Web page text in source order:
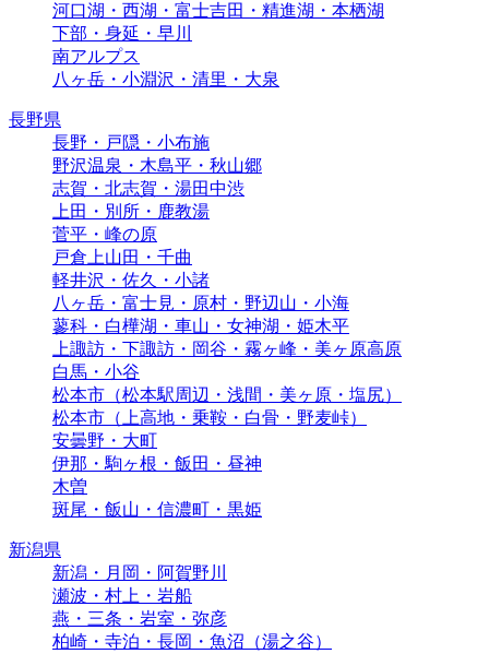
河口湖・西湖・富士吉田・精進湖・本栖湖
下部・身延・早川
南アルプス
八ヶ岳・小淵沢・清里・大泉
長野県
長野・戸隠・小布施
野沢温泉・木島平・秋山郷
志賀・北志賀・湯田中渋
上田・別所・鹿教湯
菅平・峰の原
戸倉上山田・千曲
軽井沢・佐久・小諸
八ヶ岳・富士見・原村・野辺山・小海
蓼科・白樺湖・車山・女神湖・姫木平
上諏訪・下諏訪・岡谷・霧ヶ峰・美ヶ原高原
白馬・小谷
松本市（松本駅周辺・浅間・美ヶ原・塩尻）
松本市（上高地・乗鞍・白骨・野麦峠）
安曇野・大町
伊那・駒ヶ根・飯田・昼神
木曽
斑尾・飯山・信濃町・黒姫
新潟県
新潟・月岡・阿賀野川
瀬波・村上・岩船
燕・三条・岩室・弥彦
柏崎・寺泊・長岡・魚沼（湯之谷）